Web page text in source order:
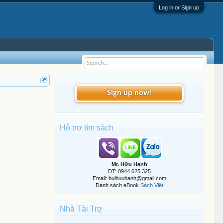
Log in or Sign up
Sign up now!
Hỗ trợ tìm sách
Mr. Hữu Hạnh
ĐT: 0944.625.325
Email: buihuuhanh@gmail.com
Danh sách eBook Sách Việt
Nhà Tài Trợ